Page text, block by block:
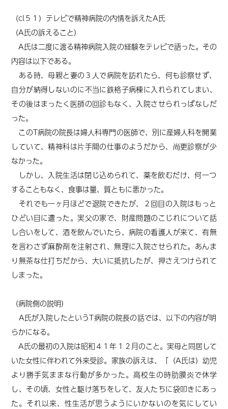
（cl５１）テレビで精神病院の内情を訴えたA氏
（A氏の訴えること）
A氏は二度に渡る精神病院入院の経験をテレビで語った。その
内容は以下である。
ある時、母親と妻の３人で病院を訪れたら、何も診察せず、
自分が納得しないのに不当に鉄格子病棟に入れられてしまい、
その後はまったく医師の回診もなく、入院させられっぱなしだ
った。
このT病院の院長は婦人科専門の医師で、別に産婦人科を開業
していて、精神科は片手間の仕事のようだから、尚更診察が少
なかった。
しかし、入院生活は閉じ込められて、薬を飲むだけ、何一つ
することもなく、食事は量、質ともに悪かった。
それでも一ヶ月ほどで退院できたが、２回目の入院はもっと
ひどい目に遭った。実父の家で、財産問題のこじれについて話
し合いをして、酒を飲んでいたら、病院の看護人が来て、有無
を言わさず麻酔剤を注射され、無理に入院させられた。あんま
り無茶な仕打ちだから、大いに抵抗したが、押さえつけられて
しまった。
（病院側の説明）
A氏が入院したというT病院の院長の話では、以下の内容が明
らかになる。
A氏の最初の入院は昭和４１年１２月のこと。実母と同居して
いた女性に伴われて外来受診。家族の訴えは、「（A氏は）幼児
より勝手気ままな行動が多かった。高校生の時肋膜炎で休学
し、その頃、女性と駆け落ちをして、友人たちに袋叩きにあっ
た。それ以来、性生活が思うようにいかないのを気にしてい